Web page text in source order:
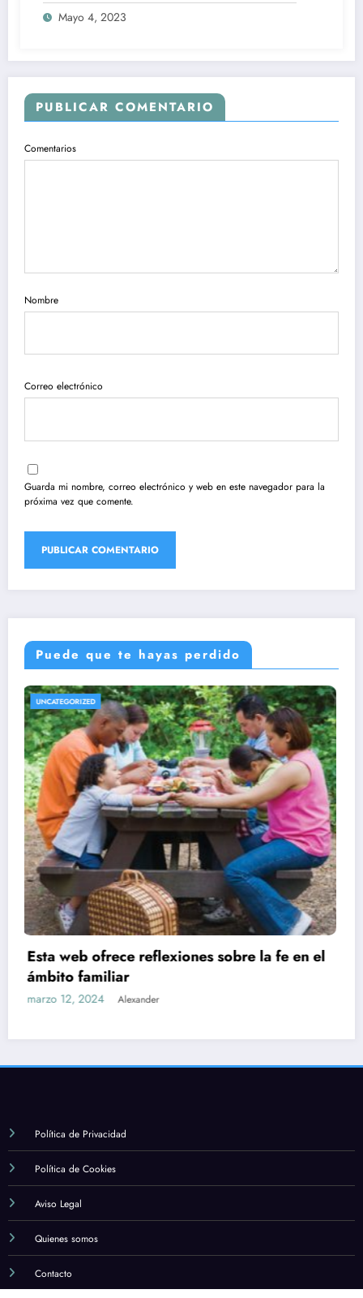
Mayo 4, 2023
PUBLICAR COMENTARIO
Comentarios
Nombre
Correo electrónico
Guarda mi nombre, correo electrónico y web en este navegador para la
próxima vez que comente.
Puede que te hayas perdido
UNCATEGORIZED
Cómo puedo mantener la concentración
durante la oración
marzo 12, 2024 Alexander
Quienes somos
Contacto